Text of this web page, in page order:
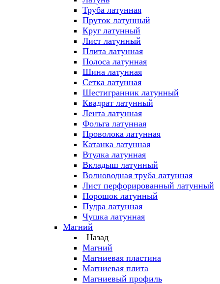
Труба латунная
Пруток латунный
Круг латунный
Лист латунный
Плита латунная
Полоса латунная
Шина латунная
Сетка латунная
Шестигранник латунный
Квадрат латунный
Лента латунная
Фольга латунная
Проволока латунная
Катанка латунная
Втулка латунная
Вкладыш латунный
Волноводная труба латунная
Лист перфорированный латунный
Порошок латунный
Пудра латунная
Чушка латунная
Магний
Назад
Магний
Магниевая пластина
Магниевая плита
Магниевый профиль